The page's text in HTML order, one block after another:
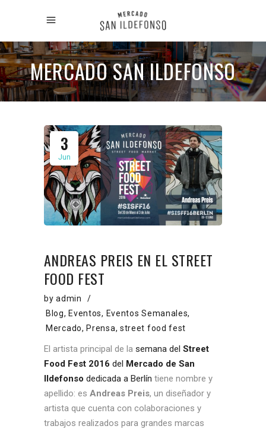
MERCADO SAN ILDEFONSO
3
Jun
ANDREAS PREIS EN EL STREET
FOOD FEST
byadmin
Blog, Eventos, Eventos Semanales,
Mercado, Prensa, street food fest
El artista principal de la semana del Street
Food Fest 2016 del Mercado de San
Ildefonso dedicada a Berlín tiene nombre y
apellido: es Andreas Preis, un diseñador y
artista que cuenta con colaboraciones y
trabajos realizados para grandes marcas